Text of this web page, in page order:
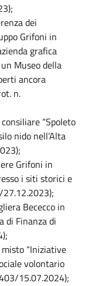
dei
Grifoni in
grafica
Museo della
ancora
n.
“Spoleto
nido nell’Alta
Grifoni in
i siti storici e
Bececco in
di Finanza di
“Iniziative
volontario
15.07.2024);